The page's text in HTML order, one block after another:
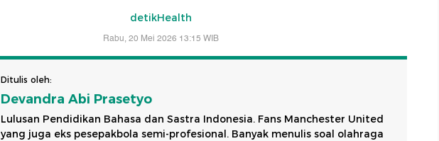
detikHealth
Rabu, 20 Mei 2026 13:15 WIB
Ditulis oleh:
Devandra Abi Prasetyo
Lulusan Pendidikan Bahasa dan Sastra Indonesia. Fans Manchester United
yang juga eks pesepakbola semi-profesional. Banyak menulis soal olahraga